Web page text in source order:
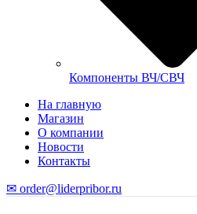
Компоненты ВЧ/СВЧ
На главную
Магазин
О компании
Новости
Контакты
✉ order@liderpribor.ru